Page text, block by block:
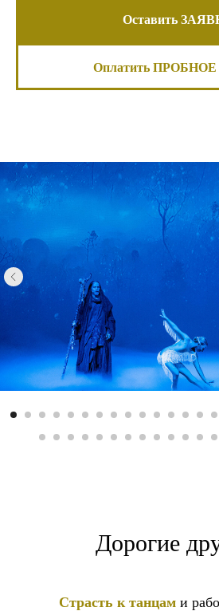
Оставить
Оплатить ПРОБНОЕ
Дорогие
Страсть к танцам и